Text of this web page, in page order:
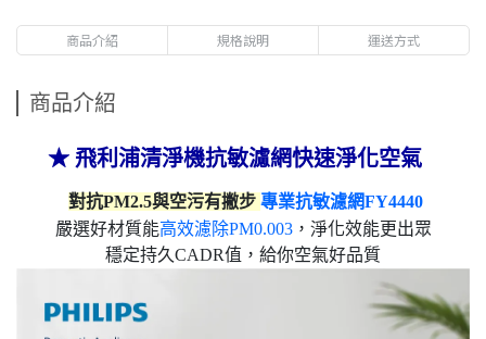
商品介紹 規格說明 運送方式
商品介紹
★ 飛利浦清淨機抗敏濾網快速淨化空氣
對抗PM2.5與空污有撇步 專業抗敏濾網FY4440
嚴選好材質能高效濾除PM0.003，淨化效能更出眾
穩定持久CADR值，給你空氣好品質